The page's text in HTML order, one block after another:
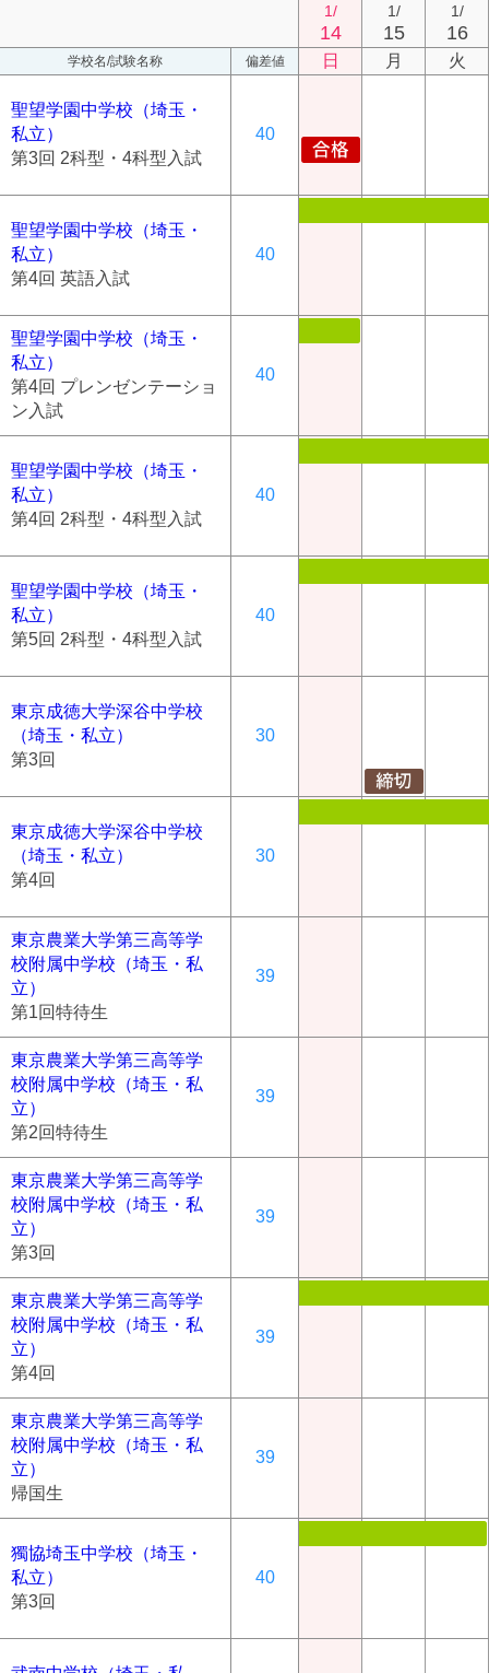
1/
14
1/
15
1/
16
学校名/試験名称 偏差値 日 月 火
聖望学園中学校（埼玉・
私立）
第3回 2科型・4科型入試
40
聖望学園中学校（埼玉・
私立）
第4回 英語入試
40
聖望学園中学校（埼玉・
私立）
第4回 プレンゼンテーショ
ン入試
40
聖望学園中学校（埼玉・
私立）
第4回 2科型・4科型入試
40
聖望学園中学校（埼玉・
私立）
第5回 2科型・4科型入試
40
東京成徳大学深谷中学校
（埼玉・私立）
第3回
30
東京成徳大学深谷中学校
（埼玉・私立）
第4回
30
東京農業大学第三高等学
校附属中学校（埼玉・私
立）
第1回特待生
39
東京農業大学第三高等学
校附属中学校（埼玉・私
立）
第2回特待生
39
東京農業大学第三高等学
校附属中学校（埼玉・私
立）
第3回
39
東京農業大学第三高等学
校附属中学校（埼玉・私
立）
第4回
39
東京農業大学第三高等学
校附属中学校（埼玉・私
立）
帰国生
39
獨協埼玉中学校（埼玉・
私立）
第3回
40